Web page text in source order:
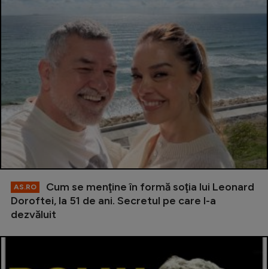
AS.RO
Cum se menţine în formă soţia lui Leonard
Doroftei, la 51 de ani. Secretul pe care l-a
dezvăluit